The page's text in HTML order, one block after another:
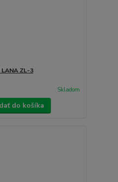
LANA ZL-3
Skladom
do košíka